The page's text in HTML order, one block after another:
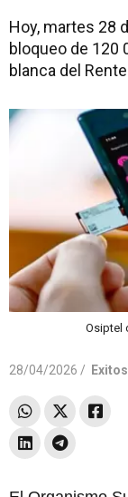
Hoy, martes 28
bloqueo de 120
blanca del
Osiptel
28/04/2026 /